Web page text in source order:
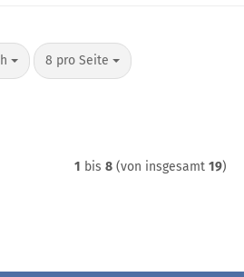
8 pro Seite
pro Seite
1 bis8 (von insgesamt19)